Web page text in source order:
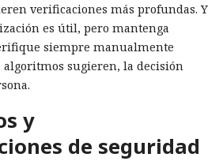
verificaciones más profundas. Y
es útil, pero mantenga
siempre manualmente
algoritmos sugieren, la decisión
y
de seguridad